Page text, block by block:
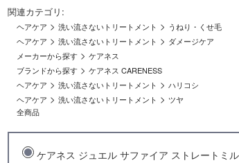
関連カテゴリ:
ヘアケア >洗い流さないトリートメント > うねり・くせ毛
ヘアケア >洗い流さないトリートメント > ダメージケア
メーカーから探す >ケアネス
ブランドから探す >ケアネス CARENESS
ヘアケア >洗い流さないトリートメント >ハリコシ
ヘアケア >洗い流さないトリートメント > ツヤ
全商品
ケアネス ジュエル サファイア ストレートミ